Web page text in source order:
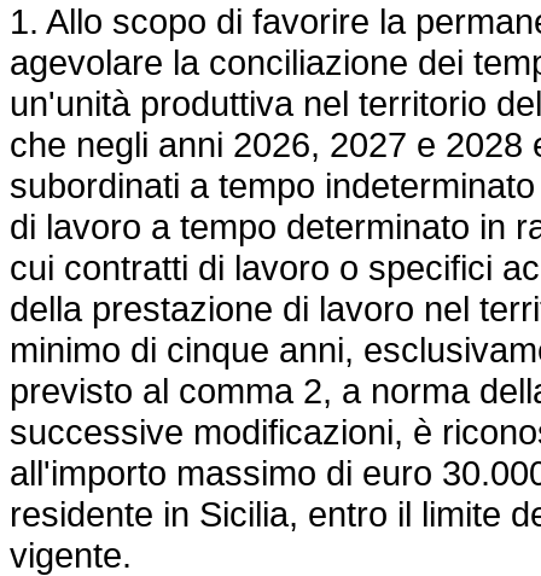
1. Allo scopo di favorire la
agevolare la conciliazione dei
un'unità produttiva nel territorio
che negli anni 2026, 2027 e
subordinati a tempo
di lavoro a tempo determinato in
cui contratti di lavoro o specifici
della prestazione di lavoro nel
minimo di cinque anni,
previsto al comma 2, a norma
successive modificazioni, è
all'importo massimo di euro
residente in Sicilia, entro il limite
vigente.